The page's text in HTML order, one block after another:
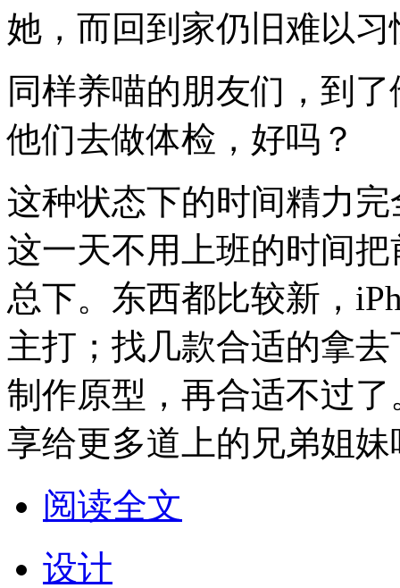
她，而回到家仍旧难以
同样养喵的朋友们，到
他们去做体检，好吗？
这种状态下的时间精力
这一天不用上班的时间
总下。东西都比较新，
主打；找几款合适的拿
制作原型，再合适不过
享给更多道上的兄弟姐
阅读全文
设计